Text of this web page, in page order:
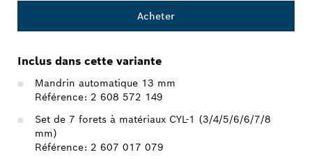
Acheter
Inclus dans cette variante
Mandrin automatique 13 mm
Référence: 2 608 572 149
Set de 7 forets à matériaux CYL-1 (3/4/5/6/6/7/8
mm)
Référence: 2 607 017 079